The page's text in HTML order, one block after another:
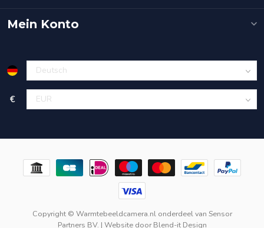
Mein Konto
€
Copyright © Warmtebeeldcamera.nl onderdeel van Sensor
Partners BV. | Website doorBlend-it Design